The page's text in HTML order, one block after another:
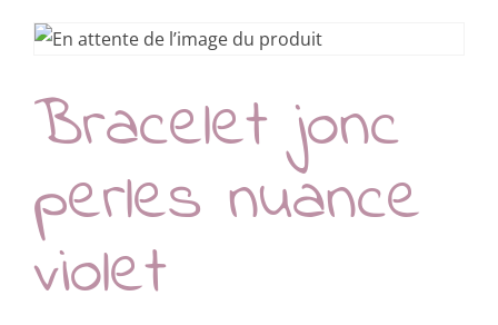
Bracelet jonc
perles nuance
violet